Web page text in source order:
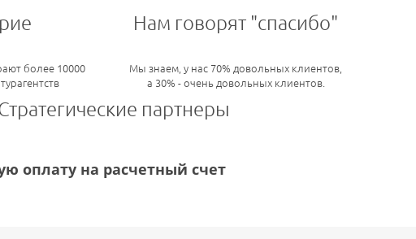
более 10000
Нам говорят "спасибо"
Мы знаем, у нас 70% довольных клиентов,
а 30% - очень довольных клиентов.
партнеры
оплату на расчетный счет